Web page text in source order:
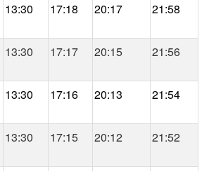
13:30 17:18 20:17 21:58
13:30 17:17 20:15 21:56
13:30 17:16 20:13 21:54
13:30 17:15 20:12 21:52